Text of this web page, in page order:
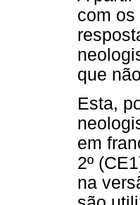
com os
que
Esta,
em
2º
na